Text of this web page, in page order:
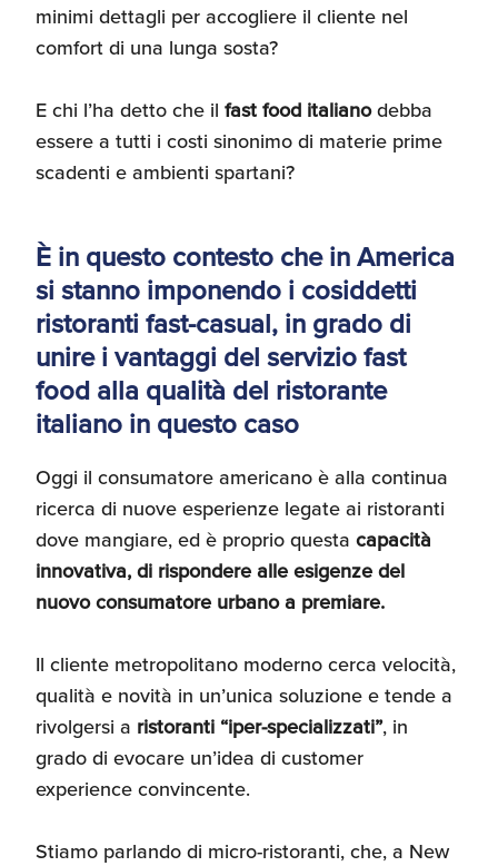
minimi dettagli per accogliere il cliente nel
comfort di una lunga sosta?
E chi l’ha detto che il fast food italianodebba
essere a tutti i costi sinonimo di materie prime
scadenti e ambienti spartani?
È in questo contesto che in America
si stanno imponendo i cosiddetti
ristoranti fast-casual, in grado di
unire i vantaggi del servizio fast
food alla qualità del ristorante
italiano in questo caso
Oggi il consumatore americano è alla continua
ricerca di nuove esperienze legate ai ristoranti
dove mangiare, ed è proprio questa capacità
innovativa, di rispondere alle esigenze del
nuovo consumatore urbano a premiare.
Il cliente metropolitano moderno cerca velocità,
qualità e novità in un’unica soluzione e tende a
rivolgersi a ristoranti “iper-specializzati”, in
grado di evocare un’idea di customer
experience convincente.
Stiamo parlando di micro-ristoranti, che, a New